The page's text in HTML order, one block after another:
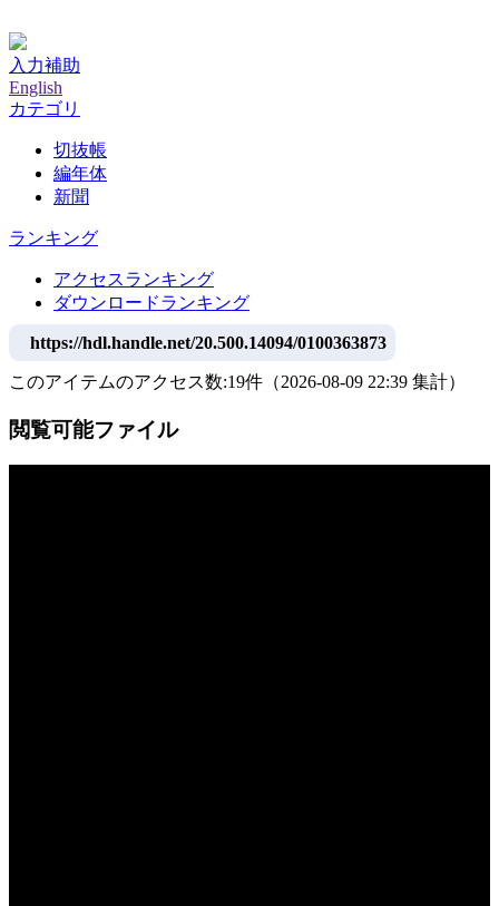
入力補助
English
カテゴリ
切抜帳
編年体
新聞
ランキング
アクセスランキング
ダウンロードランキング
https://hdl.handle.net/20.500.14094/0100363873
このアイテムのアクセス数:19件 （2026-08-09 22:39 集計）
閲覧可能ファイル